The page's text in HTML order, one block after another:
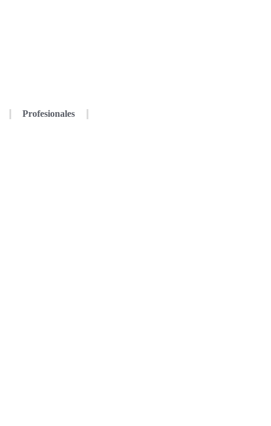
Profesionales